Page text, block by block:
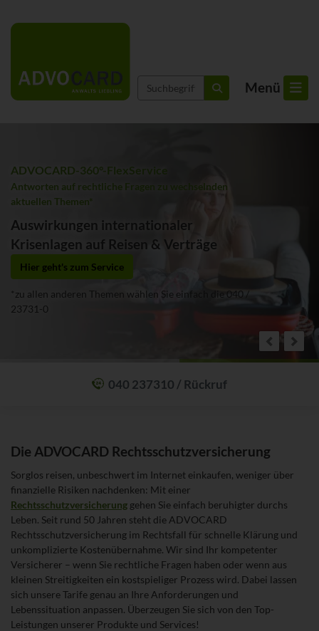
Suchbegriffe suchen Menü
ADVOCARD-360°-FlexService
Antworten auf rechtliche Fragen zu wechselnden
aktuellen Themen*
Auswirkungen internationaler
Krisenlagen auf Reisen & Verträge
Hier geht's zum Service
*zu allen anderen Themen wählen Sie einfach die 040 /
23731-0
040 237310 / Rückruf
Oder lassen Sie sich zum Wunschtermin anrufen:Rückrufservice
Die ADVOCARD Rechtsschutzversicherung
Sorglos reisen, unbeschwert im Internet einkaufen, weniger über
finanzielle Risiken nachdenken: Mit einer
Rechtsschutzversicherung gehen Sie einfach beruhigter durchs
Leben. Seit rund 50 Jahren steht die ADVOCARD
Rechtsschutzversicherung im Rechtsfall für schnelle Klärung und
unkomplizierte Kostenübernahme. Wir sind Ihr kompetenter
Versicherer – wenn Sie rechtliche Fragen haben oder wenn aus
kleinen Streitigkeiten ein kostspieliger Prozess wird. Dabei lassen
sich unsere Tarife genau an Ihre Anforderungen und
Lebenssituation anpassen. Überzeugen Sie sich von den Top-
Leistungen unserer Produkte und Services!